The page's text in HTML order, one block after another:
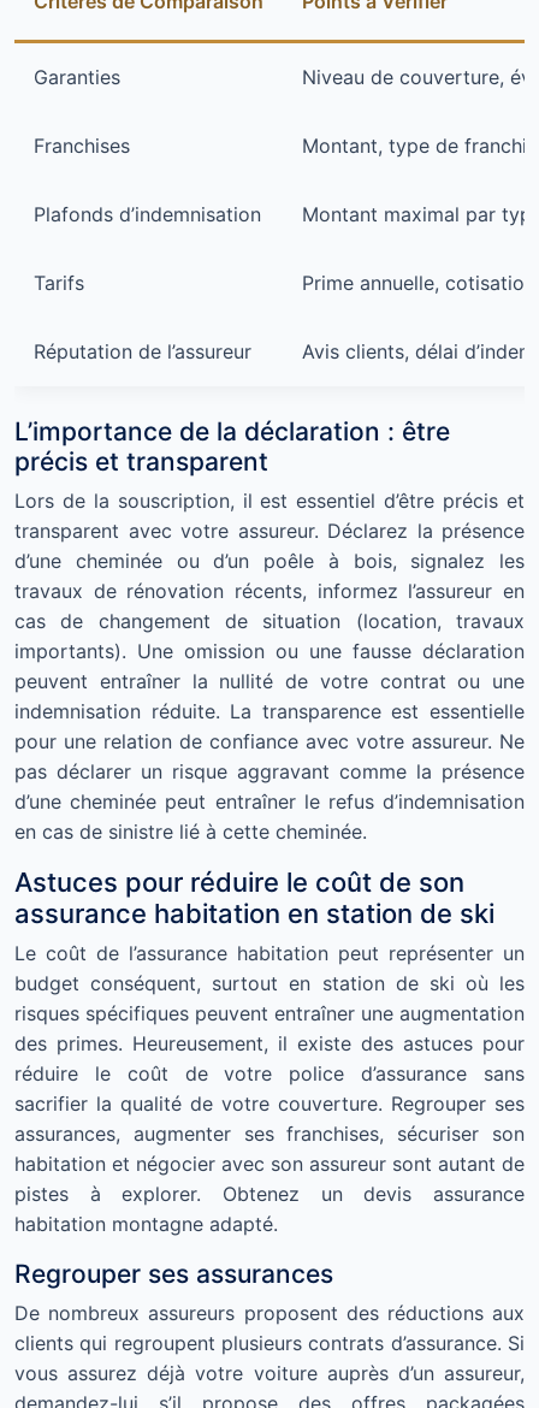
Garanties Niveau de couverture,
Franchises Montant, type de
Plafonds d’indemnisation Montant maximal par
Tarifs Prime annuelle,
Réputation de l’assureur Avis clients, délai
L’importance de la déclaration : être
précis et transparent
Lors de la souscription, il est essentiel d’être précis et
transparent avec votre assureur. Déclarez la présence
d’une cheminée ou d’un poêle à bois, signalez les
travaux de rénovation récents, informez l’assureur en
cas de changement de situation (location, travaux
importants). Une omission ou une fausse déclaration
peuvent entraîner la nullité de votre contrat ou une
indemnisation réduite. La transparence est essentielle
pour une relation de confiance avec votre assureur. Ne
pas déclarer un risque aggravant comme la présence
d’une cheminée peut entraîner le refus d’indemnisation
en cas de sinistre lié à cette cheminée.
Astuces pour réduire le coût de son
assurance habitation en station de ski
Le coût de l’assurance habitation peut représenter un
budget conséquent, surtout en station de ski où les
risques spécifiques peuvent entraîner une augmentation
des primes. Heureusement, il existe des astuces pour
réduire le coût de votre police d’assurance sans
sacrifier la qualité de votre couverture. Regrouper ses
assurances, augmenter ses franchises, sécuriser son
habitation et négocier avec son assureur sont autant de
pistes à explorer. Obtenez un devis assurance
habitation montagne adapté.
Regrouper ses assurances
De nombreux assureurs proposent des réductions aux
clients qui regroupent plusieurs contrats d’assurance. Si
vous assurez déjà votre voiture auprès d’un assureur,
demandez-lui s’il propose des offres packagées